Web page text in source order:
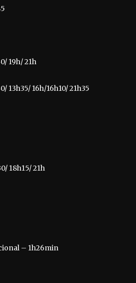
19h/ 21h
13h35/ 16h/16h10/ 21h35
18h15/ 21h
– 1h26min